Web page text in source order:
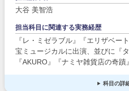
大谷 美智浩
担当科目に関連する実務経歴
『レ・ミゼラブル』『エリザベー
宝ミュージカルに出演、並びに『
『AKURO』『ナミヤ雑貨店の奇蹟
科目の詳